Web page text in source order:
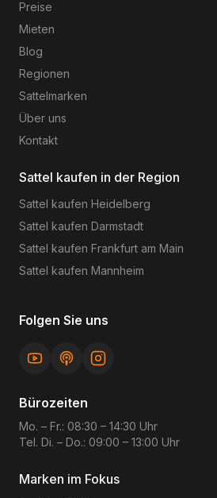
Preise
Mieten
Blog
Regionen
Sattelmarken
Über uns
Kontakt
Sattel kaufen in der Region
Sattel kaufen Heidelberg
Sattel kaufen Darmstadt
Sattel kaufen Frankfurt am Main
Sattel kaufen Mannheim
Folgen Sie uns
Bürozeiten
Mo. – Fr.: 08:30 – 14:30 Uhr
Tel. Di. – Do.: 09:00 – 13:00 Uhr
Marken im Fokus